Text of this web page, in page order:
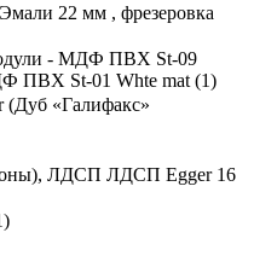
22 мм , фрезеровка
- МДФ ПВХ St-09
ПВХ St-01 Whte mat (1)
(Дуб «Галифакс»
ЛДСП ЛДСП Egger 16
)